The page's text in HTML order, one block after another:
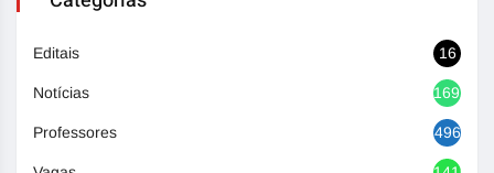
Editais 16
Notícias 1692
Professores 496